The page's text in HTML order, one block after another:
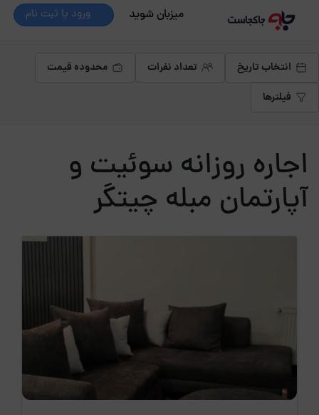
میزبان شوید ورود یا ثبت نام
انتخاب تاریخ تعداد نفرات
محدوده قیمت
فیلترها
اجاره روزانه سوئیت و
آپارتمان مبله چیتگر